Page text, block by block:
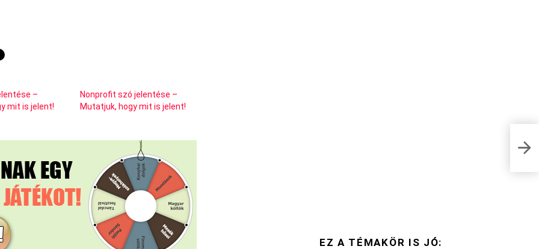
–
mit is jelent!
Nonprofit szó jelentése –
Mutatjuk, hogy mit is jelent!
EZ A TÉMAKÖR IS JÓ: